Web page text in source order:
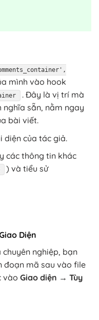
mình vào hook
. Đây là vị trí mà
nghĩa sẵn, nằm ngay
bài viết.
diện của tác giả.
các thông tin khác
) và tiểu sử
Diện
nghiệp, bạn
đoạn mã sau vào file
vàoGiao diện → Tùy